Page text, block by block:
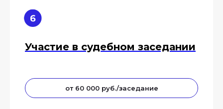
Участие в судебном заседании
от 60 000 руб./заседание